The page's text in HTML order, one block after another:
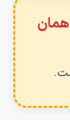
همان